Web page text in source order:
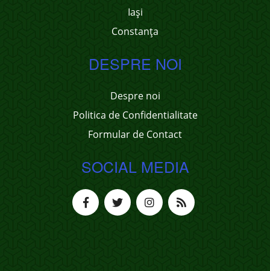
Iași
Constanța
DESPRE NOI
Despre noi
Politica de Confidentialitate
Formular de Contact
SOCIAL MEDIA